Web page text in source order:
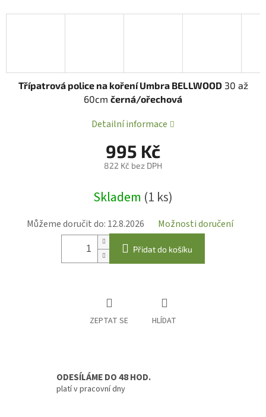
995 Kč
822 Kč bez DPH
cena:
Skladem (1 ks)
Můžeme doručit do: 12.8.2026 Možnosti doručení
Přidat do košíku
Třípatrová police na koření Umbra BELLWOOD30 až
60cm černá/ořechová
Detailní informace
ZEPTAT SE HLÍDAT
ODESÍLÁME DO 48 HOD.
platí v pracovní dny